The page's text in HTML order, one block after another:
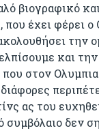
βιογραφικό
έχει φέρει
την
και
στον
ας του
δεν